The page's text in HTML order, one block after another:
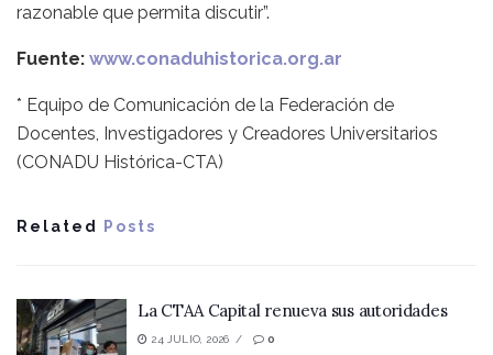
razonable que permita discutir”.
Fuente: www.conaduhistorica.org.ar
* Equipo de Comunicación de la Federación de
Docentes, Investigadores y Creadores Universitarios
(CONADU Histórica-CTA)
Related Posts
La CTAA Capital renueva sus autoridades
24 JULIO, 2026 0